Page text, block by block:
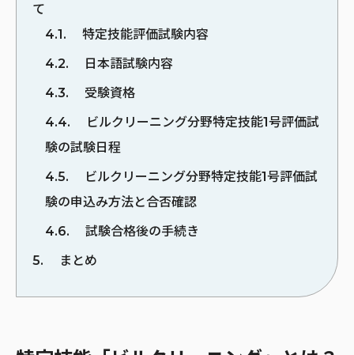
て
4.1
特定技能評価試験内容
4.2
日本語試験内容
4.3
受験資格
4.4
ビルクリーニング分野特定技能1号評価試
験の試験日程
4.5
ビルクリーニング分野特定技能1号評価試
験の申込み方法と合否確認
4.6
試験合格後の手続き
5
まとめ